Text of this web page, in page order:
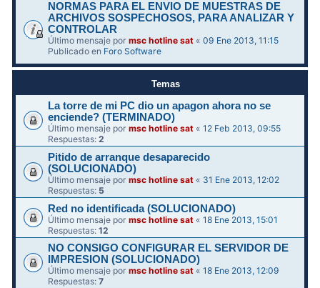
NORMAS PARA EL ENVIO DE MUESTRAS DE
ARCHIVOS SOSPECHOSOS, PARA ANALIZAR Y
CONTROLAR
Último mensaje pormsc hotline sat «09 Ene 2013, 11:15
Publicado en Foro Software
Temas
La torre de mi PC dio un apagon ahora no se
enciende? (TERMINADO)
Último mensaje pormsc hotline sat «12 Feb 2013, 09:55
Respuestas:2
Pitido de arranque desaparecido
(SOLUCIONADO)
Último mensaje pormsc hotline sat « 31 Ene 2013, 12:02
Respuestas: 5
Red no identificada (SOLUCIONADO)
Último mensaje pormsc hotline sat «18 Ene 2013, 15:01
Respuestas:12
NO CONSIGO CONFIGURAR EL SERVIDOR DE
IMPRESION (SOLUCIONADO)
Último mensaje pormsc hotline sat «18 Ene 2013, 12:09
Respuestas:7